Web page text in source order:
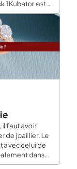
1Kubator est
Rennes et
est
numériques à
[…]
il faut avoir
de joaillier. Le
avec celui de
dans
travaille sur des